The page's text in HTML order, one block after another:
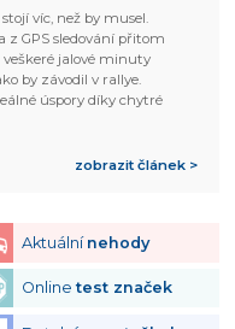
víc, než by musel.
z GPS sledování přitom
jalové minuty
by závodil v rallye.
úspory díky chytré
zobrazit článek >
Aktuální nehody
Onlinetest značek